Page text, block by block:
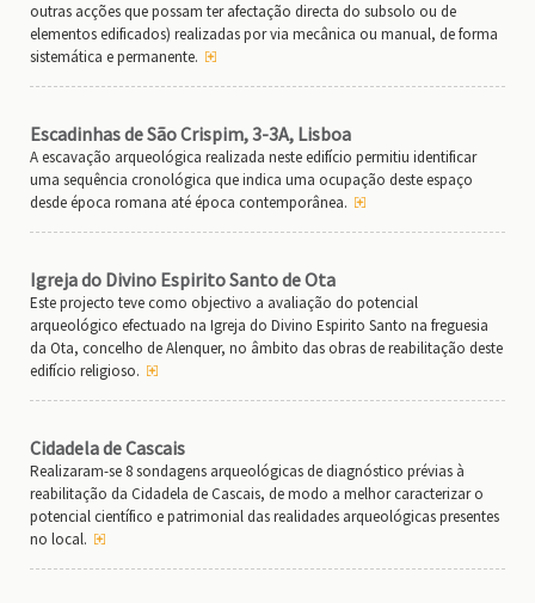
outras acções que possam ter afectação directa do subsolo ou de
elementos edificados) realizadas por via mecânica ou manual, de forma
sistemática e permanente.
Escadinhas de São Crispim, 3-3A, Lisboa
A escavação arqueológica realizada neste edifício permitiu identificar
uma sequência cronológica que indica uma ocupação deste espaço
desde época romana até época contemporânea.
Igreja do Divino Espirito Santo de Ota
Este projecto teve como objectivo a avaliação do potencial
arqueológico efectuado na Igreja do Divino Espirito Santo na freguesia
da Ota, concelho de Alenquer, no âmbito das obras de reabilitação deste
edifício religioso.
Cidadela de Cascais
Realizaram-se 8 sondagens arqueológicas de diagnóstico prévias à
reabilitação da Cidadela de Cascais, de modo a melhor caracterizar o
potencial científico e patrimonial das realidades arqueológicas presentes
no local.